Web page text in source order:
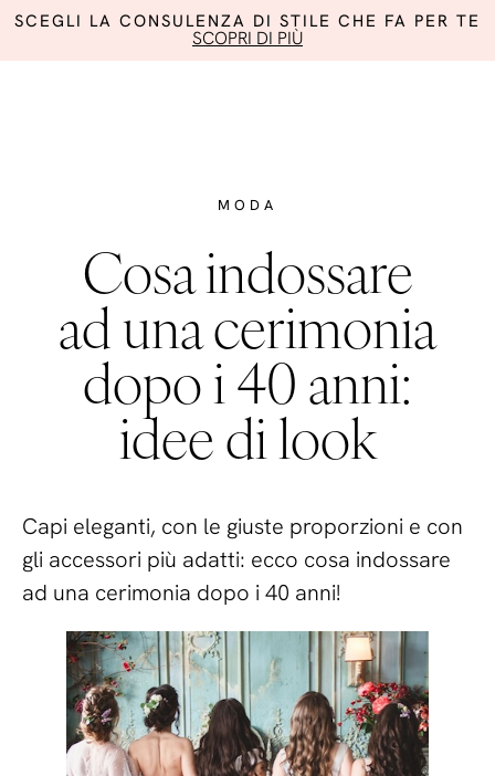
SCEGLI LA CONSULENZA DI STILE CHE FA PER TE
SCOPRI DI PIÙ
MODA
Cosa indossare
ad una cerimonia
dopo i 40 anni:
idee di look
Capi eleganti, con le giuste proporzioni e con
gli accessori più adatti: ecco cosa indossare
ad una cerimonia dopo i 40 anni!